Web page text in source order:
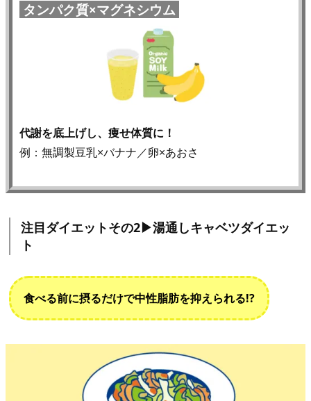
タンパク質×マグネシウム
代謝を底上げし、痩せ体質に！
例：無調製豆乳×バナナ／卵×あおさ
注目ダイエットその2▶︎湯通しキャベツダイエッ
ト
食べる前に摂るだけで中性脂肪を抑えられる!?